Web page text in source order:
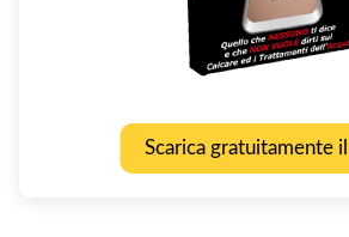
Scarica gratuitamente